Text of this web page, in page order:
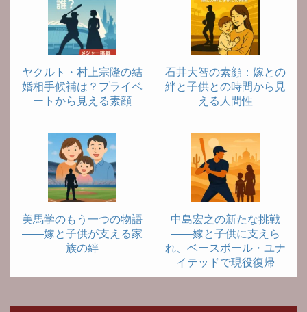
ヤクルト・村上宗隆の結
婚相手候補は？プライベ
ートから見える素顔
石井大智の素顔：嫁との
絆と子供との時間から見
える人間性
美馬学のもう一つの物語
――嫁と子供が支える家
族の絆
中島宏之の新たな挑戦
――嫁と子供に支えら
れ、ベースボール・ユナ
イテッドで現役復帰